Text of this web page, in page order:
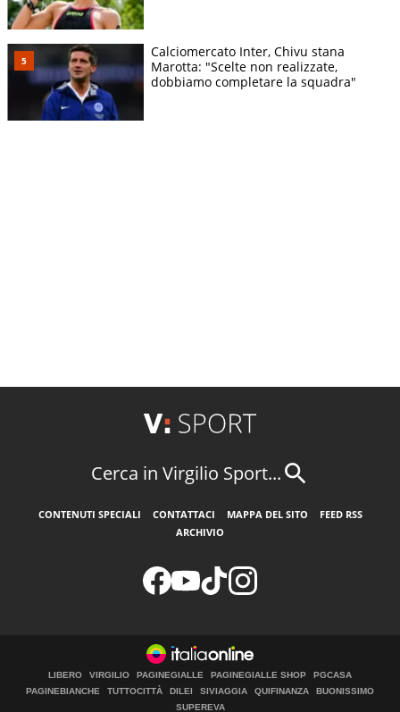
Calciomercato Inter, Chivu stana
Marotta: "Scelte non realizzate,
dobbiamo completare la squadra"
Cerca in Virgilio Sport...
CONTENUTI SPECIALI CONTATTACI MAPPA DEL SITO
FEED RSS
ARCHIVIO
LIBERO VIRGILIO PAGINEGIALLE PAGINEGIALLE SHOP
PGCASA
PAGINEBIANCHE
TUTTOCITTÀ DILEI SIVIAGGIA QUIFINANZA
BUONISSIMO
SUPEREVA